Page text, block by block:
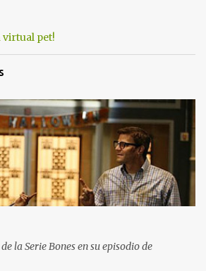
pet!
la Serie Bones en su episodio de